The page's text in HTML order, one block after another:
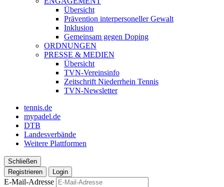
Übersicht
Prävention interpersoneller Gewalt
Inklusion
Gemeinsam gegen Doping
ORDNUNGEN
PRESSE & MEDIEN
Übersicht
TVN-Vereinsinfo
Zeitschrift Niederrhein Tennis
TVN-Newsletter
tennis.de
mypadel.de
DTB
Landesverbände
Weitere Plattformen
Schließen
Registrieren
Login
E-Mail-Adresse